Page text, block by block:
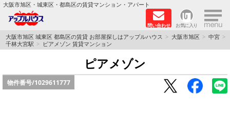
大阪市旭区・城東区・都島区の賃貸マンション・アパート
問い合わせ お気に入り ×
TOPページ
路線·駅から探す
大阪市旭区 城東区 都島区の賃貸 お部屋探しはアップルハウス 大阪市旭区
中宮
千林大宮駅
ピアメゾン 賃貸マンション
ピアメゾン
物件番号/1029611777